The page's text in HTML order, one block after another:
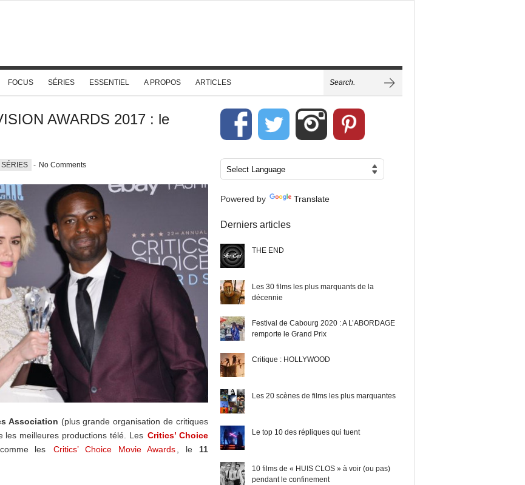
FOCUS SÉRIES ESSENTIEL A PROPOS ARTICLES
AWARDS 2017 : le
SÉRIES - No Comments
Association (plus grande organisation de critiques
les meilleures productions télé. Les Critics’ Choice
les Critics’ Choice Movie Awards, le11
Powered by Translate
Derniers articles
THE END
Les 30 films les plus marquants de la
décennie
Festival de Cabourg 2020 : A L’ABORDAGE
remporte le Grand Prix
Critique : HOLLYWOOD
Les 20 scènes de films les plus marquantes
Le top 10 des répliques qui tuent
10 films de « HUIS CLOS » à voir (ou pas)
pendant le confinement